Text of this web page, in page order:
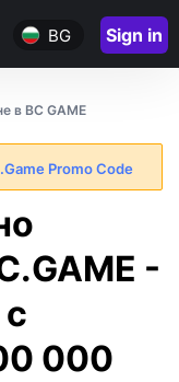
BG Sign in
в BC GAME
Promo Code
-
000